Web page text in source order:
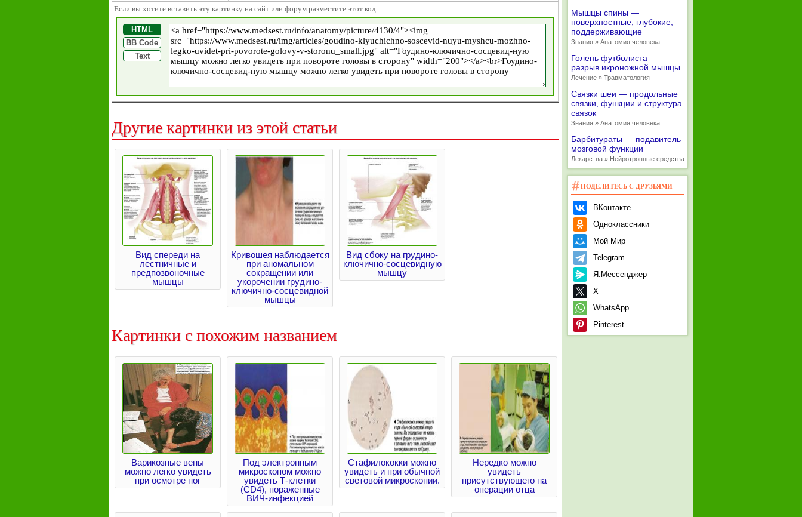
Если вы хотите вставить эту картинку на сайт или форум разместите этот код:
HTML
BB Code
Text
Другие картинки из этой статьи
Вид спереди на
лестничные и
предпозвоночные
мышцы
Кривошея наблюдается
при аномальном
сокращении или
укорочении грудино-
ключично-сосцевидной
мышцы
Вид сбоку на грудино-
ключично-сосцевидную
мышцу
Картинки с похожим названием
Варикозные вены
можно легко увидеть
при осмотре ног
Под электронным
микроскопом можно
увидеть Т-клетки
(CD4), пораженные
ВИЧ-инфекцией
Стафилококки можно
увидеть и при обычной
световой микроскопии.
Нередко можно
увидеть
присутствующего на
операции отца
Мышцы спины —
поверхностные, глубокие,
поддерживающие
Знания » Анатомия человека
Голень футболиста —
разрыв икроножной мышцы
Лечение » Травматология
Связки шеи — продольные
связки, функции и структура
связок
Знания » Анатомия человека
Барбитураты — подавитель
мозговой функции
Лекарства » Нейротропные средства
ПОДЕЛИТЕСЬ С ДРУЗЬЯМИ
ВКонтакте
Одноклассники
Мой Мир
Telegram
Я.Мессенджер
X
WhatsApp
Pinterest